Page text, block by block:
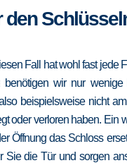
den
Fall hat wohl fast
wir nur
beispielsweise nicht
oder verloren haben.
Öffnung das Schloss
die Tür und sorgen